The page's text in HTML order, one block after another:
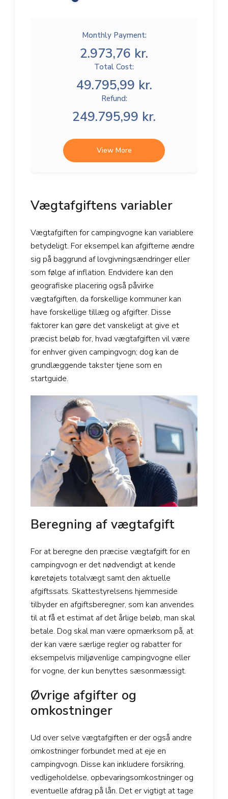
Monthly Payment:
2.973,76 kr.
Total Cost:
49.795,99 kr.
Refund:
249.795,99 kr.
View More
Vægtafgiftens variabler
Vægtafgiften for campingvogne kan variablere
betydeligt. For eksempel kan afgifterne ændre
sig på baggrund af lovgivningsændringer eller
som følge af inflation. Endvidere kan den
geografiske placering også påvirke
vægtafgiften, da forskellige kommuner kan
have forskellige tillæg og afgifter. Disse
faktorer kan gøre det vanskeligt at give et
præcist beløb for, hvad vægtafgiften vil være
for enhver given campingvogn; dog kan de
grundlæggende takster tjene som en
startguide.
Beregning af vægtafgift
For at beregne den præcise vægtafgift for en
campingvogn er det nødvendigt at kende
køretøjets totalvægt samt den aktuelle
afgiftssats. Skattestyrelsens hjemmeside
tilbyder en afgiftsberegner, som kan anvendes
til at få et estimat af det årlige beløb, man skal
betale. Dog skal man være opmærksom på, at
der kan være særlige regler og rabatter for
eksempelvis miljøvenlige campingvogne eller
for vogne, der kun benyttes sæsonmæssigt.
Øvrige afgifter og
omkostninger
Ud over selve vægtafgiften er der også andre
omkostninger forbundet med at eje en
campingvogn. Disse kan inkludere forsikring,
vedligeholdelse, opbevaringsomkostninger og
eventuelle afdrag på lån. Det er vigtigt at tage